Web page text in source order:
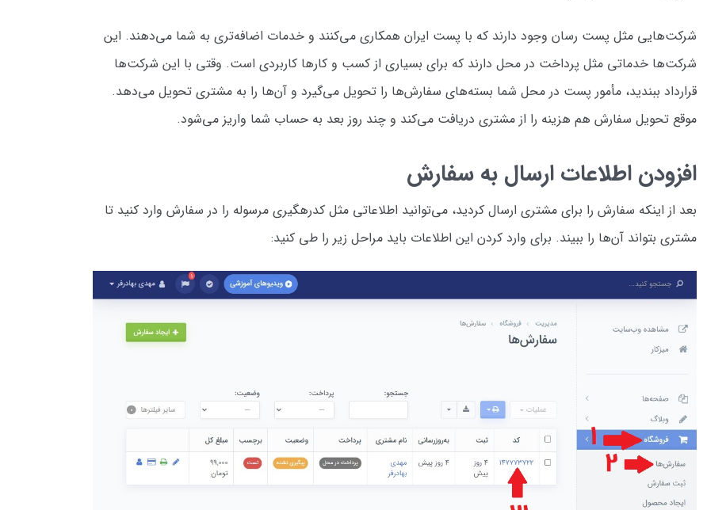
شرکت‌هایی مثل پست رسان وجود دارند که با پست ایران همکاری می‌کنند و خدمات اضافه‌تری به شما می‌‎دهند. این
شرکت‌ها خدماتی مثل پرداخت در محل دارند که برای بسیاری از کسب و کارها کاربردی است. وقتی با این شرکت‌ها
قرارداد ببندید، مأمور پست در محل شما بسته‌های سفارش‌ها را تحویل می‌گیرد و آن‌ها را به مشتری تحویل می‌دهد.
موقع تحویل سفارش هم هزینه را از مشتری دریافت می‌کند و چند روز بعد به حساب شما واریز می‌شود.
افزودن اطلاعات ارسال به سفارش
بعد از اینکه سفارش را برای مشتری ارسال کردید، می‌توانید اطلاعاتی مثل کدرهگیری مرسوله را در سفارش وارد کنید تا
مشتری بتواند آن‌ها را ببیند. برای وارد کردن این اطلاعات باید مراحل زیر را طی کنید: